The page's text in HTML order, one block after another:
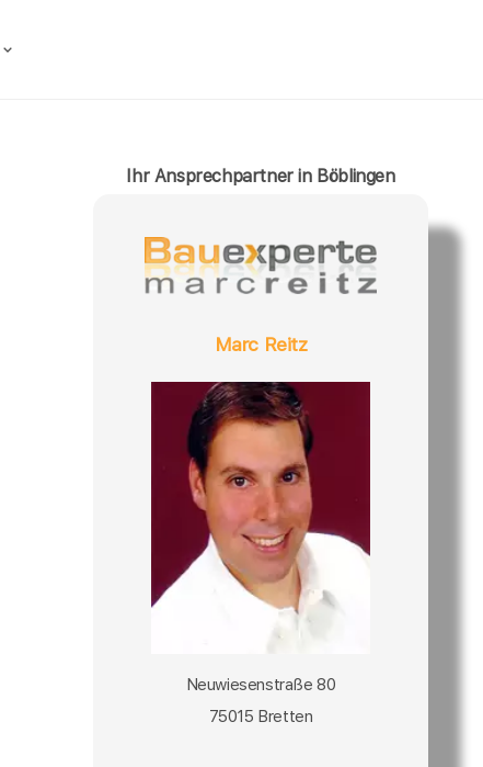
Ihr Ansprechpartner in Böblingen
Marc Reitz
Neuwiesenstraße 80
75015 Bretten